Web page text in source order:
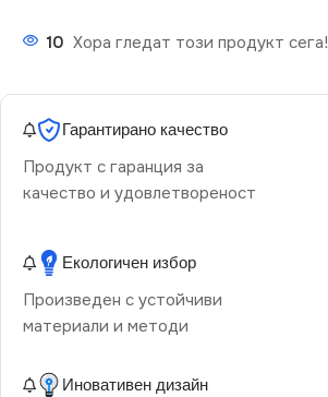
10 Хора гледат този продукт сега!
Гарантирано качество
Продукт с гаранция за
качество и удовлетвореност
Екологичен избор
Произведен с устойчиви
материали и методи
Иновативен дизайн